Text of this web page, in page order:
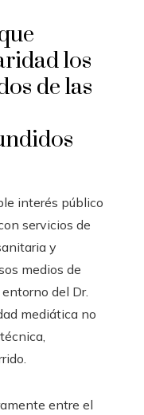
los
de las
interés público
servicios de
y
medios de
del Dr.
mediática no
entre el